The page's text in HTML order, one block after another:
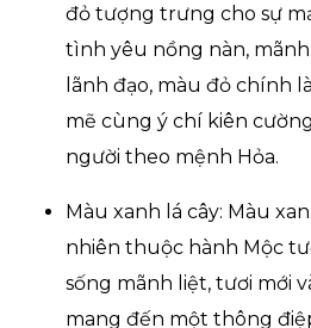
đỏ tượng trưng cho sự
tình yêu nồng nàn,
lãnh đạo, màu đỏ chính
mẽ cùng ý chí kiên
người theo mệnh Hỏa.
Màu xanh lá cây: Màu
nhiên thuộc hành Mộc
sống mãnh liệt, tươi mới
mang đến một thông